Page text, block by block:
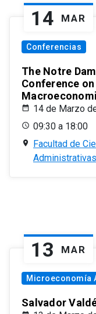
14 MAR
Conferencias
The Notre
Conference
14 de Marzo
09:30 a 18:00
Facultad de
13 MAR
Microeconomía
Salvador